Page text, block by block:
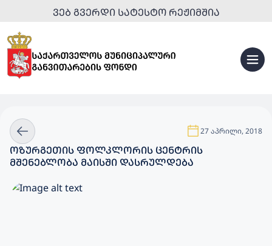
ᲕᲔᲑ ᲒᲕᲔᲠᲓᲘ ᲡᲐᲢᲔᲡᲢᲝ ᲠᲔᲟᲘᲛᲨᲘᲐ
27 აპრილი, 2018
ᲝᲖᲣᲠᲒᲔᲗᲘᲡ ᲤᲝᲚᲙᲚᲝᲠᲘᲡ ᲪᲔᲜᲢᲠᲘᲡ
ᲛᲨᲔᲜᲔᲑᲚᲝᲑᲐ ᲛᲐᲘᲡᲨᲘ ᲓᲐᲡᲠᲣᲚᲓᲔᲑᲐ